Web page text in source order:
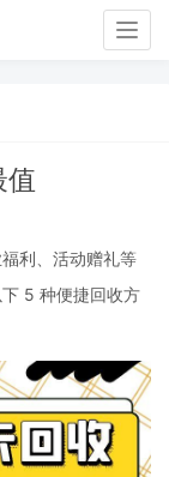
值
利、活动赠礼等
5 种便捷回收方